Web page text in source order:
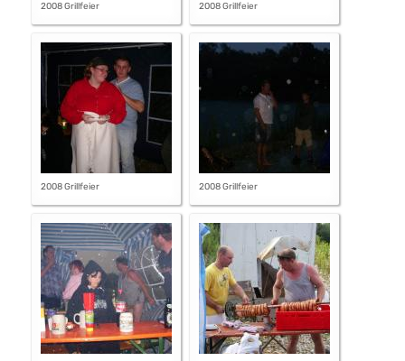
2008 Grillfeier 2008 Grillfeier
2008 Grillfeier 2008 Grillfeier